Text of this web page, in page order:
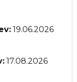
19.06.2026
17.08.2026